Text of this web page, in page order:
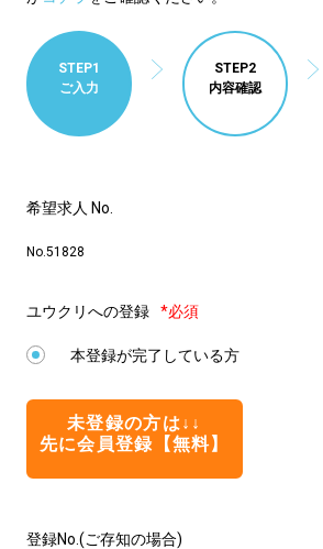
STEP1
ご入力
STEP2
内容確認
希望求人 No.
No.51828
ユウクリへの登録 *必須
本登録が完了している方
未登録の方は↓↓
先に会員登録【無料】
登録No.(ご存知の場合)